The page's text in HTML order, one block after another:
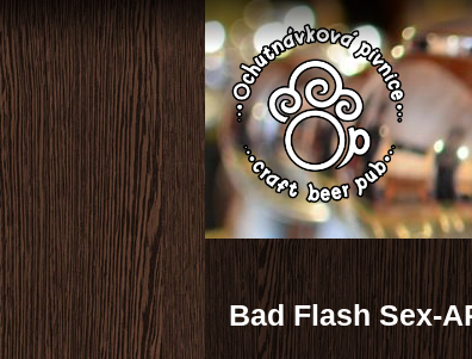
Bad Flash Sex-